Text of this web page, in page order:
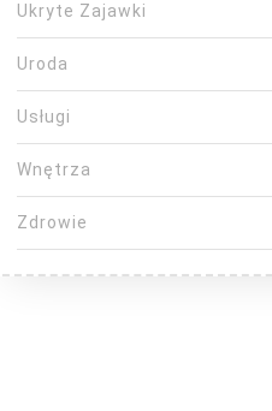
Ukryte Zajawki
Uroda
Usługi
Wnętrza
Zdrowie